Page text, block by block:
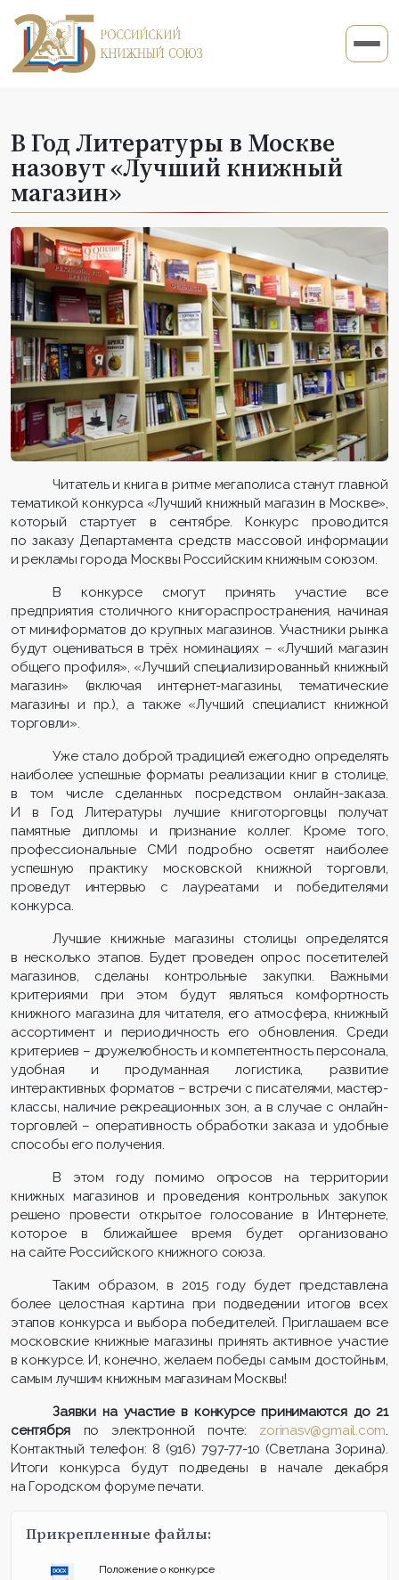
В Год Литературы в Москве
назовут «Лучший книжный
магазин»
Читатель и книга в ритме мегаполиса станут главной
тематикой конкурса «Лучший книжный магазин в Москве»,
который стартует в сентябре. Конкурс проводится
по заказу Департамента средств массовой информации
и рекламы города Москвы Российским книжным союзом.
В конкурсе смогут принять участие все
предприятия столичного книгораспространения, начиная
от миниформатов до крупных магазинов. Участники рынка
будут оцениваться в трёх номинациях – «Лучший магазин
общего профиля», «Лучший специализированный книжный
магазин» (включая интернет-магазины, тематические
магазины и пр.), а также «Лучший специалист книжной
торговли».
Уже стало доброй традицией ежегодно определять
наиболее успешные форматы реализации книг в столице,
в том числе сделанных посредством онлайн-заказа.
И в Год Литературы лучшие книготорговцы получат
памятные дипломы и признание коллег. Кроме того,
профессиональные СМИ подробно осветят наиболее
успешную практику московской книжной торговли,
проведут интервью с лауреатами и победителями
конкурса.
Лучшие книжные магазины столицы определятся
в несколько этапов. Будет проведен опрос посетителей
магазинов, сделаны контрольные закупки. Важными
критериями при этом будут являться комфортность
книжного магазина для читателя, его атмосфера, книжный
ассортимент и периодичность его обновления. Среди
критериев – дружелюбность и компетентность персонала,
удобная и продуманная логистика, развитие
интерактивных форматов – встречи с писателями, мастер-
классы, наличие рекреационных зон, а в случае с онлайн-
торговлей – оперативность обработки заказа и удобные
способы его получения.
В этом году помимо опросов на территории
книжных магазинов и проведения контрольных закупок
решено провести открытое голосование в Интернете,
которое в ближайшее время будет организовано
на сайте Российского книжного союза.
Таким образом, в 2015 году будет представлена
более целостная картина при подведении итогов всех
этапов конкурса и выбора победителей. Приглашаем все
московские книжные магазины принять активное участие
в конкурсе. И, конечно, желаем победы самым достойным,
самым лучшим книжным магазинам Москвы!
Заявки на участие в конкурсе принимаются до 21
сентября по электронной почте: zorinasv@gmail.com
Контактный телефон: 8 (916) 797-77-10 (Светлана Зорина).
Итоги конкурса будут подведены в начале декабря
на Городском форуме печати.
Прикрепленные файлы:
Положение о конкурсе